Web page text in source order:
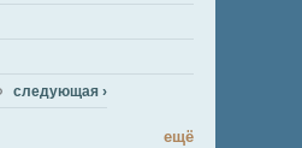
следующая ›
ещё